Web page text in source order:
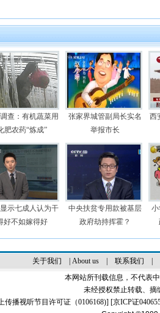
查：有机蔬菜用
肥农药“炼成”
张家界城管副局长实名
举报市长
西
示七成人认为干
好不如嫁得好
中央扶贫专用款被基层
政府劫持挥霍？
关于我们 About us| 联系我们
本网站所刊载信息，不代表
未经授权禁止转载、摘
传播视听节目许可证（0106168)] [京ICP证